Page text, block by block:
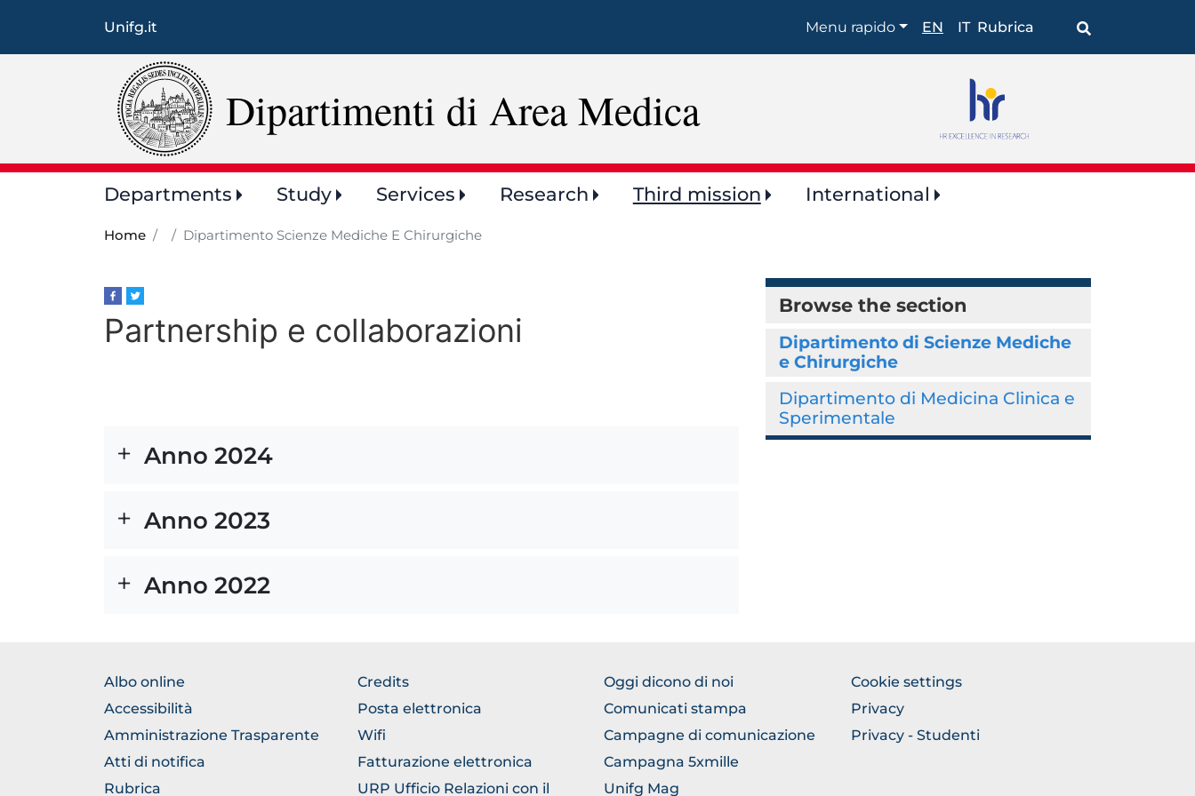
main
Unifg.it
Browse
the
Menu rapido EN IT Rubrica
Dipartimenti di Area Medica
Main
navigation
Departments Study Services Research Third mission International
Home Dipartimento Scienze Mediche E Chirurgiche
Partnership e collaborazioni
Anno 2024
Anno 2023
Anno 2022
Browse the section
Dipartimento di Scienze Mediche
e Chirurgiche
Dipartimento di Medicina Clinica e
Sperimentale
BROWSE
THE
SECTION
Albo online
Accessibilità
Amministrazione Trasparente
Atti di notifica
Rubrica
BROWSE
THE
SECTION
Credits
Posta elettronica
Wifi
Fatturazione elettronica
URP Ufficio Relazioni con il
BROWSE
THE
SECTION
Oggi dicono di noi
Comunicati stampa
Campagne di comunicazione
Campagna 5xmille
Unifg Mag
BROWSE
THE
SECTION
Cookie settings
Privacy
Privacy - Studenti